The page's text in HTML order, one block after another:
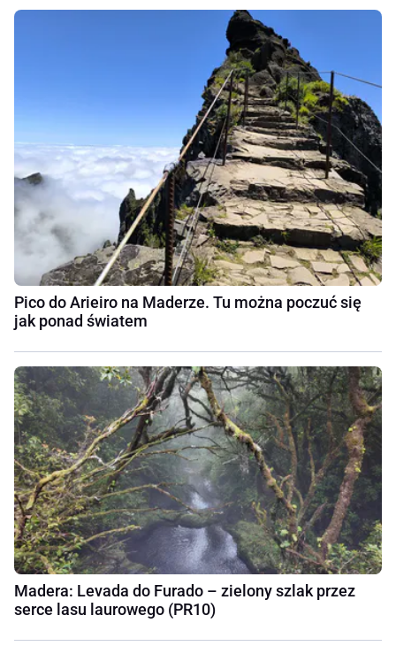
Pico do Arieiro na Maderze. Tu można poczuć się
jak ponad światem
Madera: Levada do Furado – zielony szlak przez
serce lasu laurowego (PR10)